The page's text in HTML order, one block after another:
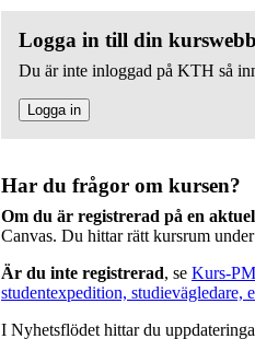
Logga in till din kurswebb
Du är inte inloggad på KTH så
Logga in
Har du frågor om kursen?
Om du är registrerad på en
Canvas. Du hittar rätt kursrum
Är du inte registrerad, se Kurs-
studentexpedition, studievägledare,
I Nyhetsflödet hittar du